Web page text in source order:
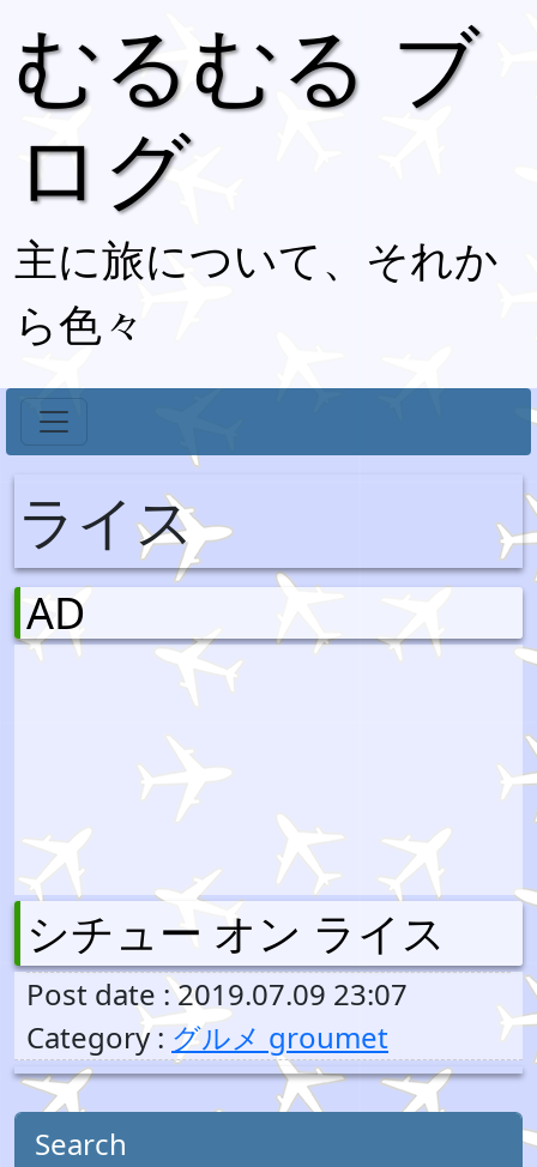
むるむる ブ
ログ
主に旅について、それか
ら色々
ライス
AD
シチュー オン ライス
Post date : 2019.07.09 23:07
Category : グルメ groumet
Search